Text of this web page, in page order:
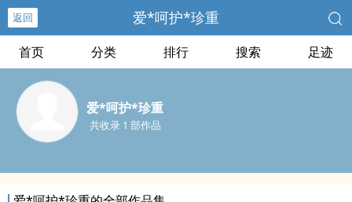
返回 爱*呵护*珍重
首页 分类 排行 搜索 足迹
爱*呵护*珍重
共收录 1 部作品